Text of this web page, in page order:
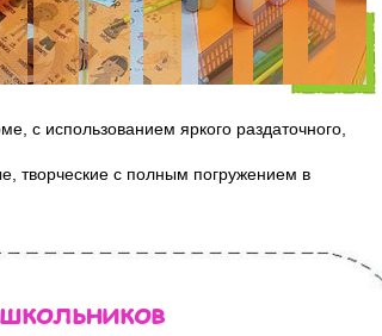
с использованием яркого раздаточного,
творческие с полным погружением в